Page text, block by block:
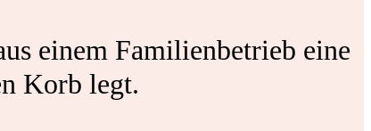
einem Familienbetrieb eine
Korb legt.